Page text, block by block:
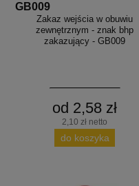
GB009
Zakaz wejścia w obuwiu
zewnętrznym - znak bhp
zakazujący - GB009
od 2,58 zł
2,10 zł netto
do koszyka